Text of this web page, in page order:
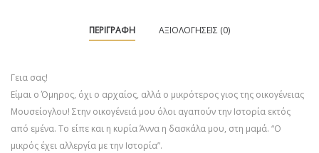
ΠΕΡΙΓΡΑΦΉ ΑΞΙΟΛΟΓΉΣΕΙΣ (0)
Γεια σας!
Είμαι ο Όμηρος, όχι ο αρχαίος, αλλά ο μικρότερος γιος της οικογένειας
Μουσείογλου! Στην οικογένειά μου όλοι αγαπούν την Ιστορία εκτός
από εμένα. Το είπε και η κυρία Άννα η δασκάλα μου, στη μαμά. “Ο
μικρός έχει αλλεργία με την Ιστορία”.